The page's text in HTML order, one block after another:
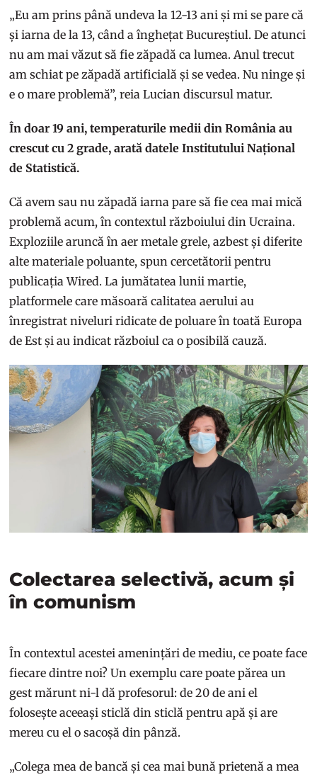
„Eu am prins până undeva la 12-13 ani și mi se pare că
și iarna de la 13, când a înghețat Bucureștiul. De atunci
nu am mai văzut să fie zăpadă ca lumea. Anul trecut
am schiat pe zăpadă artificială și se vedea. Nu ninge și
e o mare problemă”, reia Lucian discursul matur.
În doar 19 ani, temperaturile medii din România au
crescut cu 2 grade, arată datele Institutului Național
de Statistică.
Că avem sau nu zăpadă iarna pare să fie cea mai mică
problemă acum, în contextul războiului din Ucraina.
Exploziile aruncă în aer metale grele, azbest și diferite
alte materiale poluante, spun cercetătorii pentru
publicația Wired. La jumătatea lunii martie,
platformele care măsoară calitatea aerului au
înregistrat niveluri ridicate de poluare în toată Europa
de Est și au indicat războiul ca o posibilă cauză.
Colectarea selectivă, acum și
în comunism
În contextul acestei amenințări de mediu, ce poate face
fiecare dintre noi? Un exemplu care poate părea un
gest mărunt ni-l dă profesorul: de 20 de ani el
folosește aceeași sticlă din sticlă pentru apă și are
mereu cu el o sacoșă din pânză.
„Colega mea de bancă și cea mai bună prietenă a mea